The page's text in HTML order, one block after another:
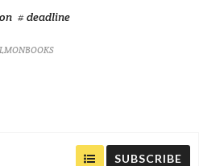
# deadline
SUBSCRIBE